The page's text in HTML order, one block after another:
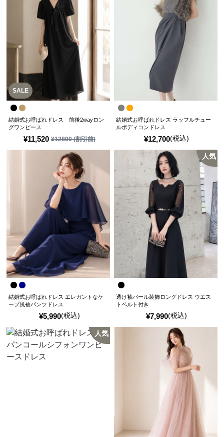
SALE
¥11,520 ¥12800(割引前)
結婚式お呼ばれドレス 前後2wayロン
グワンピース
¥12,700(税込)
結婚式お呼ばれドレス ラッフルチュー
ルボディコンドレス
¥5,990(税込)
結婚式お呼ばれドレス エレガントなケ
ープ風袖パンツドレス
人気
¥7,990(税込)
透け袖パール装飾ロングドレス ウエス
トベルト付き
人気